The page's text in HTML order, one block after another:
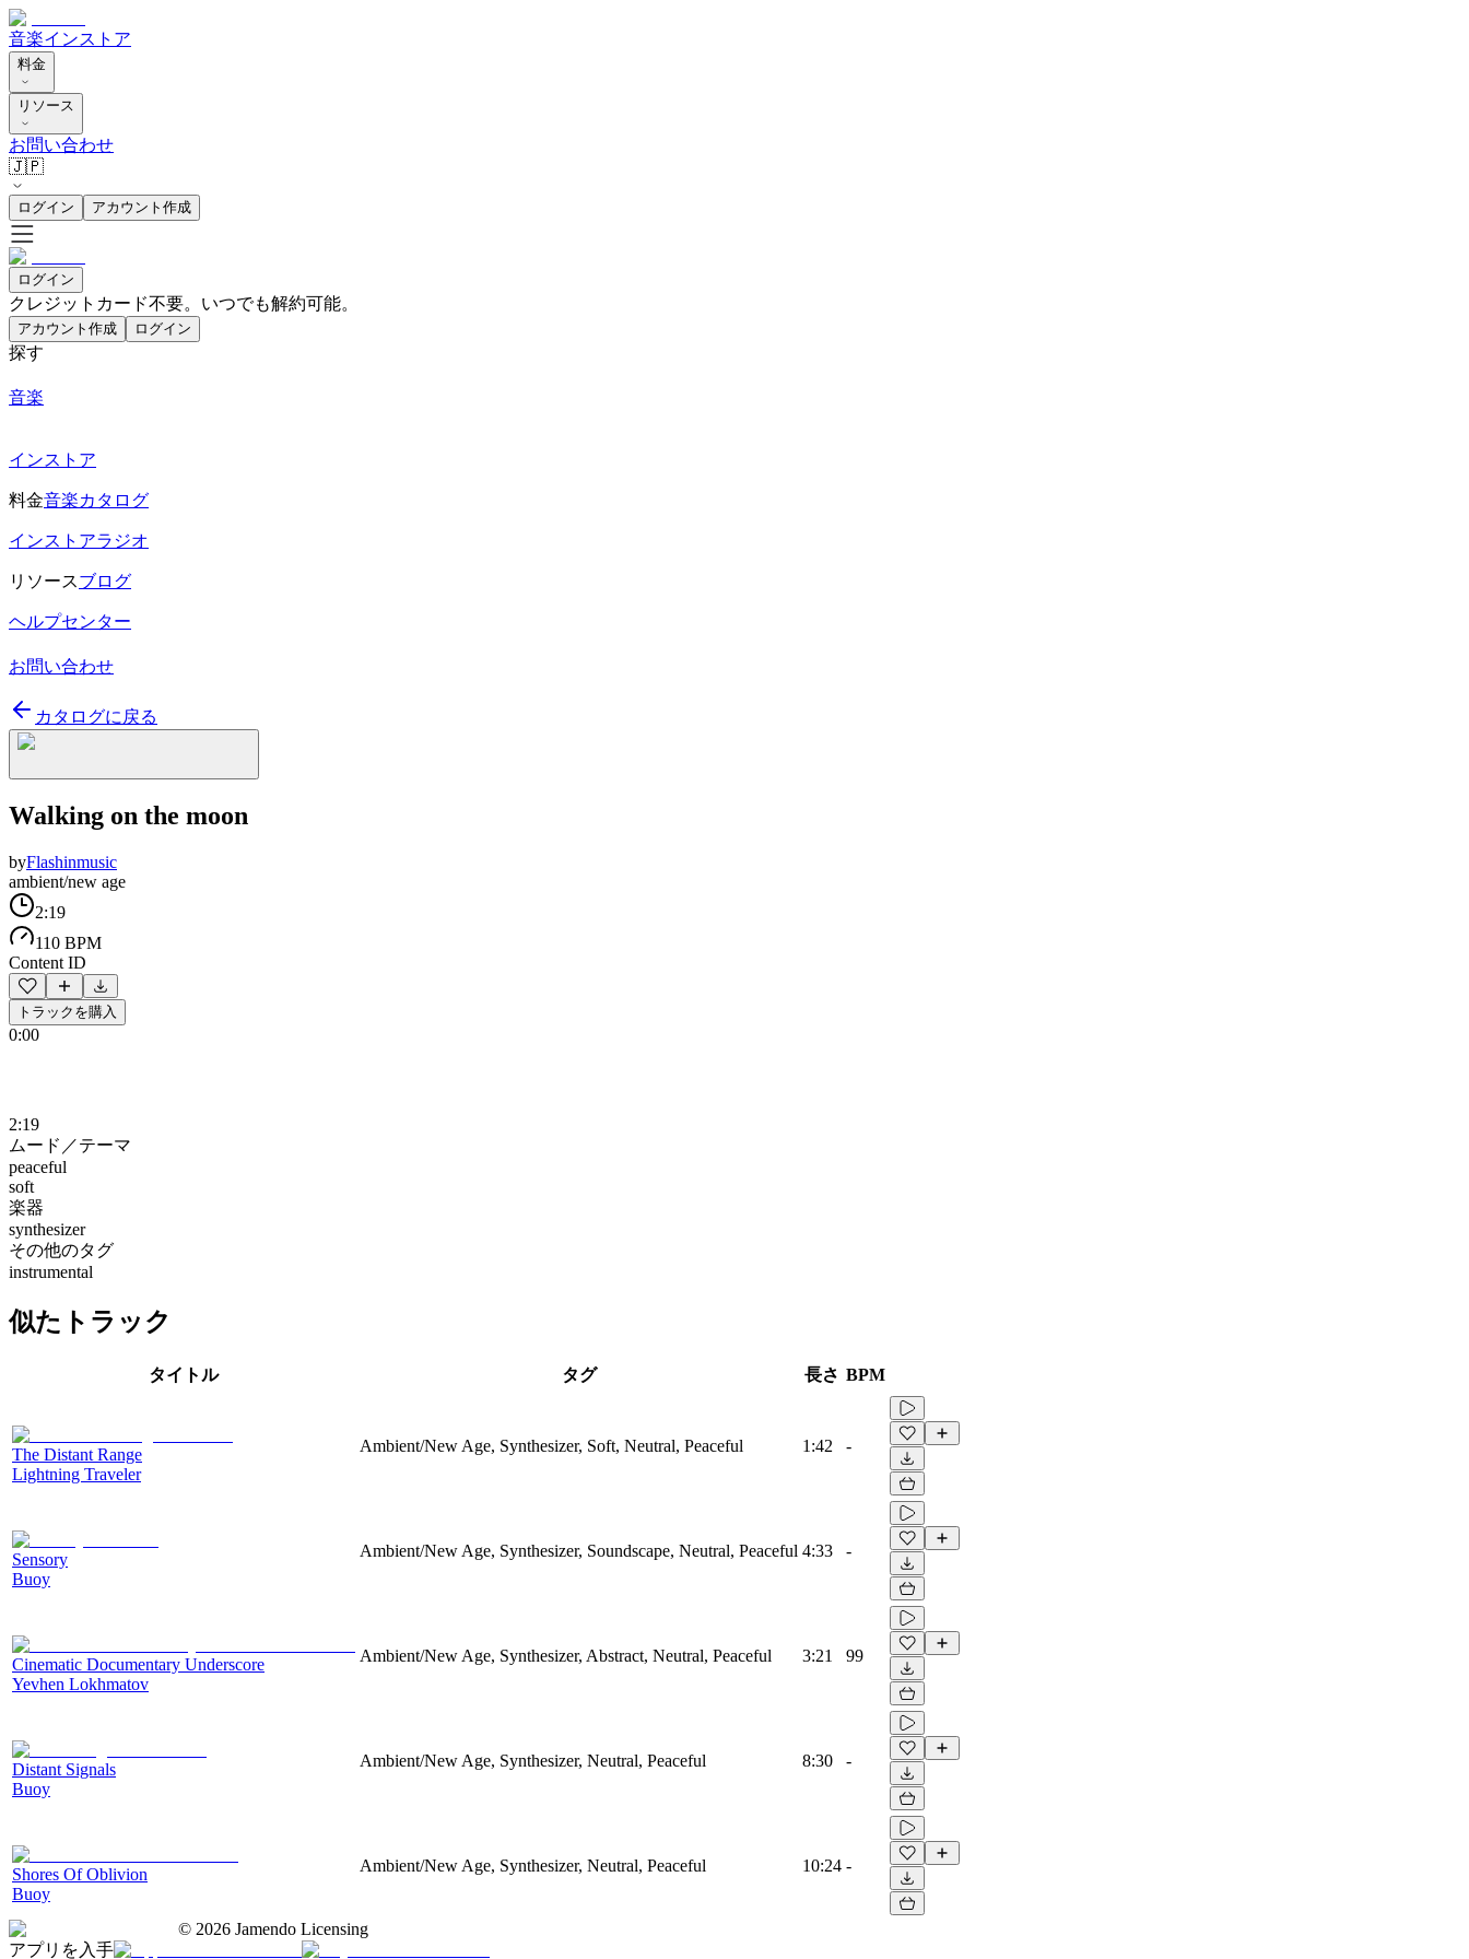
音楽インストア
料金
リソース
お問い合わせ
🇯🇵
ログイン アカウント作成
ログイン
クレジットカード不要。いつでも解約可能。
アカウント作成 ログイン
探す
音楽
インストア
料金音楽カタログ
インストアラジオ
リソースブログ
ヘルプセンター
お問い合わせ
カタログに戻る
Walking on the moon
byFlashinmusic
ambient/new age
2:19
110 BPM
Content ID
トラックを購入
0:00
2:19
ムード／テーマ
peaceful
soft
楽器
synthesizer
その他のタグ
instrumental
似たトラック
タイトル タグ 長さ BPM
The Distant Range
Lightning Traveler
Ambient/New Age, Synthesizer, Soft, Neutral, Peaceful 1:42 -
Sensory
Buoy
Ambient/New Age, Synthesizer, Soundscape, Neutral, Peaceful 4:33 -
Cinematic Documentary Underscore
Yevhen Lokhmatov
Ambient/New Age, Synthesizer, Abstract, Neutral, Peaceful 3:21 99
Distant Signals
Buoy
Ambient/New Age, Synthesizer, Neutral, Peaceful 8:30 -
Shores Of Oblivion
Buoy
Ambient/New Age, Synthesizer, Neutral, Peaceful 10:24 -
© 2026 Jamendo Licensing
アプリを入手